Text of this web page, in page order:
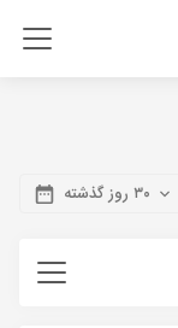
۳۰ روز گذشته